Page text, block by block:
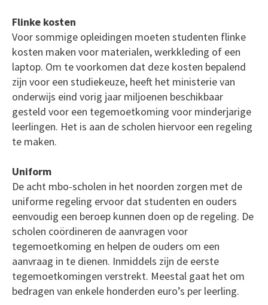
Flinke kosten
Voor sommige opleidingen moeten studenten flinke
kosten maken voor materialen, werkkleding of een
laptop. Om te voorkomen dat deze kosten bepalend
zijn voor een studiekeuze, heeft het ministerie van
onderwijs eind vorig jaar miljoenen beschikbaar
gesteld voor een tegemoetkoming voor minderjarige
leerlingen. Het is aan de scholen hiervoor een regeling
te maken.
Uniform
De acht mbo-scholen in het noorden zorgen met de
uniforme regeling ervoor dat studenten en ouders
eenvoudig een beroep kunnen doen op de regeling. De
scholen coördineren de aanvragen voor
tegemoetkoming en helpen de ouders om een
aanvraag in te dienen. Inmiddels zijn de eerste
tegemoetkomingen verstrekt. Meestal gaat het om
bedragen van enkele honderden euro’s per leerling.